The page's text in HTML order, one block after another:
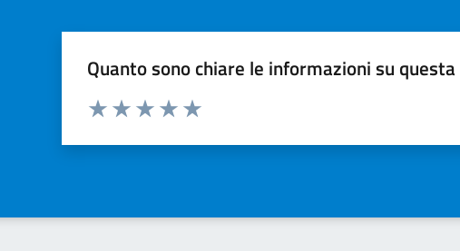
Quanto sono chiare le informazioni su questa
Valuta da 1 a 5 stelle la pagina